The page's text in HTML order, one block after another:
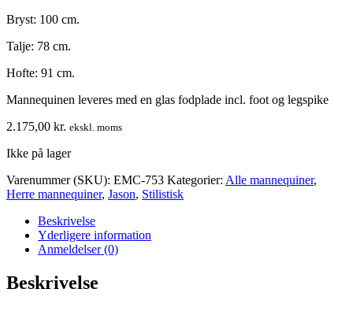
Bryst: 100 cm.
Talje: 78 cm.
Hofte: 91 cm.
Mannequinen leveres med en glas fodplade incl. foot og legspike
2.175,00 kr. ekskl. moms
Ikke på lager
Varenummer (SKU): EMC-753 Kategorier: Alle mannequiner,
Herre mannequiner, Jason, Stilistisk
Beskrivelse
Yderligere information
Anmeldelser (0)
Beskrivelse